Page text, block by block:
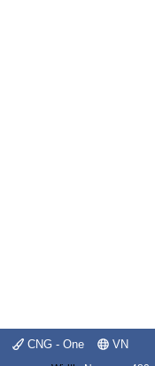
CNG - One VN